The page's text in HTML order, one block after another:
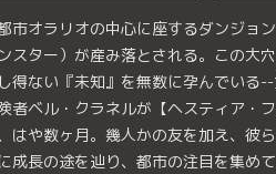
市オラリオの中心に座するダンジョ
スター）が産み落とされる。この大
得ない『未知』を無数に孕んでいる
者ベル・クラネルが【ヘスティア・
はや数ヶ月。幾人かの友を加え、彼
成長の途を辿り、都市の注目を集めて